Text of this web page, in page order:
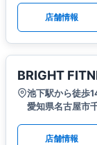
店舗情報
BRIGHT
池下駅から徒歩
愛知県名古屋市
店舗情報